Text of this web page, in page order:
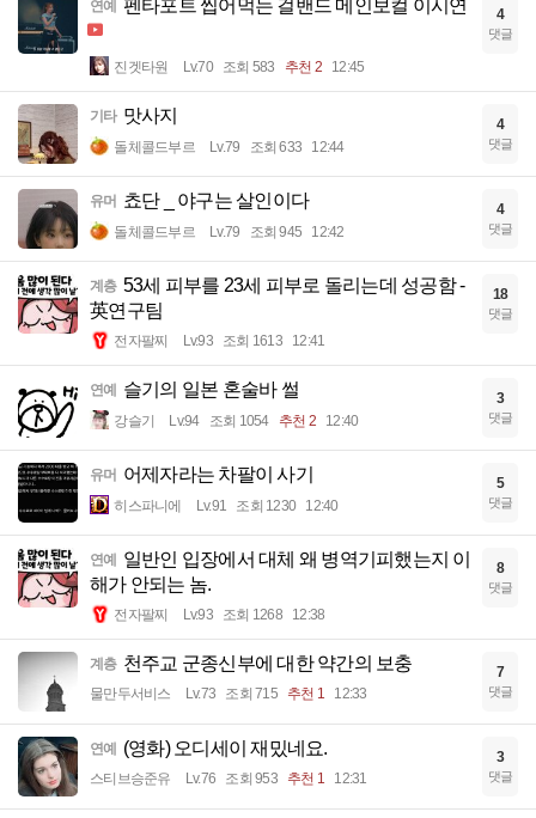
연예 펜타포트 씹어먹는 걸밴드 메인보컬 이시연
진겟타원 Lv.70 조회 583 추천 2 12:45
4
댓글
기타 맛사지
돌체콜드부르 Lv.79 조회 633 12:44
4
댓글
유머 쵸단 _ 야구는 살인이다
돌체콜드부르 Lv.79 조회 945 12:42
4
댓글
계층 53세 피부를 23세 피부로 돌리는데 성공함 -
英연구팀
전자팔찌 Lv.93 조회 1613 12:41
18
댓글
연예 슬기의 일본 혼술바 썰
강슬기 Lv.94 조회 1054 추천 2 12:40
3
댓글
유머 어제자라는 차팔이 사기
히스파니에 Lv.91 조회 1230 12:40
5
댓글
연예 일반인 입장에서 대체 왜 병역기피했는지 이
해가 안되는 놈.
전자팔찌 Lv.93 조회 1268 12:38
8
댓글
계층 천주교 군종신부에 대한 약간의 보충
물만두서비스 Lv.73 조회 715 추천 1 12:33
7
댓글
연예 (영화) 오디세이 재밌네요.
스티브승준유 Lv.76 조회 953 추천 1 12:31
3
댓글